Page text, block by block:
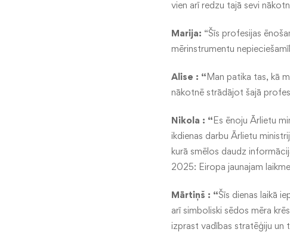
vien arī redzu tajā sevi
Marija: “Šīs profesijas
mērinstrumentu
Alise : “Man patika tas, kā
nākotnē strādājot šajā
Nikola : “Es ēnoju Ārlietu
ikdienas darbu Ārlietu
kurā smēlos daudz
2025: Eiropa jaunajam
Mārtiņš : “Šīs dienas laikā
arī simboliski sēdos mēra
izprast vadības stratēģiju un